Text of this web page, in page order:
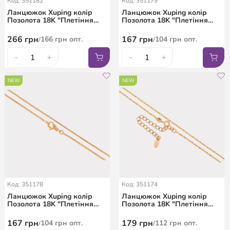
Ланцюжок Xuping колір
Позолота 18K "Плетіння
довжина 46см х 2-4мм
266 грн/166 грн опт.
- +
Ланцюжок Xuping колір
Позолота 18K "Плетіння
3мм
167 грн/104 грн опт.
- +
NEW
Код: 351178
Ланцюжок Xuping колір
Позолота 18K "Плетіння
45см х 1мм
167 грн/104 грн опт.
NEW
Код: 351174
Ланцюжок Xuping колір
Позолота 18K "Плетіння
50см х 1мм
179 грн/112 грн опт.